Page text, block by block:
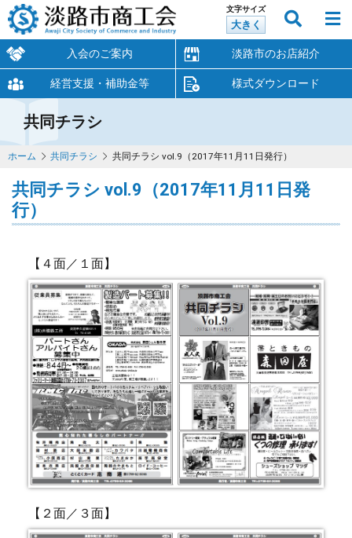
文字サイズ
大きく
入会のご案内 淡路市のお店紹介
経営支援・補助金等 様式ダウンロード
共同チラシ
ホーム 共同チラシ 共同チラシ vol.9（2017年11月11日発行）
共同チラシ vol.9（2017年11月11日発
行）
【４面／１面】
【２面／３面】